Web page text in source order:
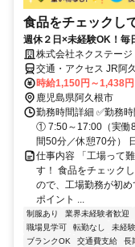
食品をチェックし
週休２日×未経験OK！毎
株式会社ネクステージ
交通・アクセス JR阿
更にアクセス◎
時給1,150円～1,438円
鹿児島県阿久根市
勤務時間詳細 ✅勤務
① 7:50～17:00（実働
間50分／休憩70分）
仕事内容 「工場って
す！ 食品をチェック
ので、工場勤務が初
ポイント ...
制服あり 業界未経験者歓迎
職場見学可
転勤なし 未経
ブランクOK
交通費支給 長